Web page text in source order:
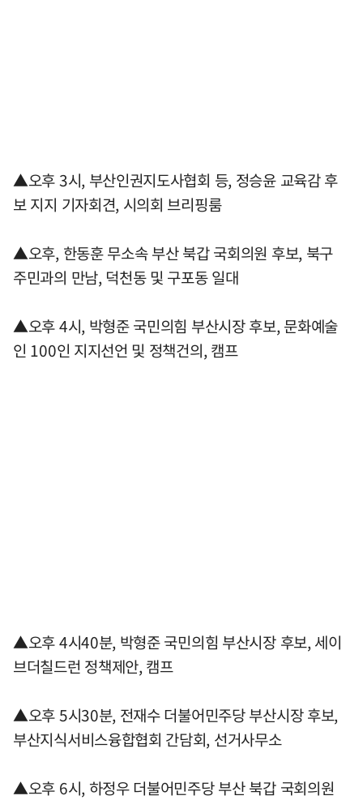
▲오후 3시, 부산인권지도사협회 등, 정승윤 교육감 후
보 지지 기자회견, 시의회 브리핑룸
▲오후, 한동훈 무소속 부산 북갑 국회의원 후보, 북구
주민과의 만남, 덕천동 및 구포동 일대
▲오후 4시, 박형준 국민의힘 부산시장 후보, 문화예술
인 100인 지지선언 및 정책건의, 캠프
▲오후 4시40분, 박형준 국민의힘 부산시장 후보, 세이
브더칠드런 정책제안, 캠프
▲오후 5시30분, 전재수 더불어민주당 부산시장 후보,
부산지식서비스융합협회 간담회, 선거사무소
▲오후 6시, 하정우 더불어민주당 부산 북갑 국회의원